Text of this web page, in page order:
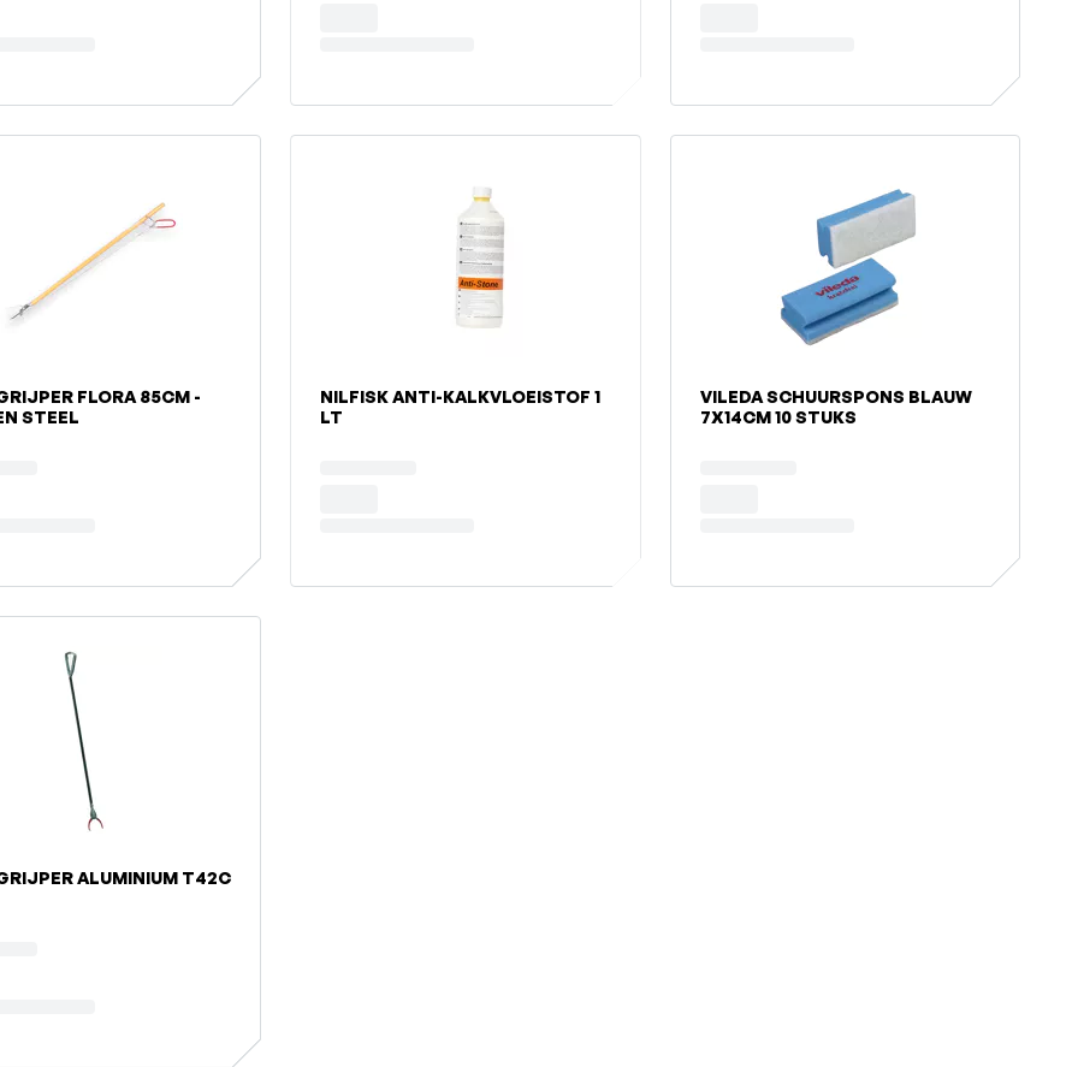
FLORA 85CM -
STEEL
NILFISK ANTI-KALKVLOEISTOF 1
LT
VILEDA SCHUURSPONS BLAUW
7X14CM 10 STUKS
ALUMINIUM T42C